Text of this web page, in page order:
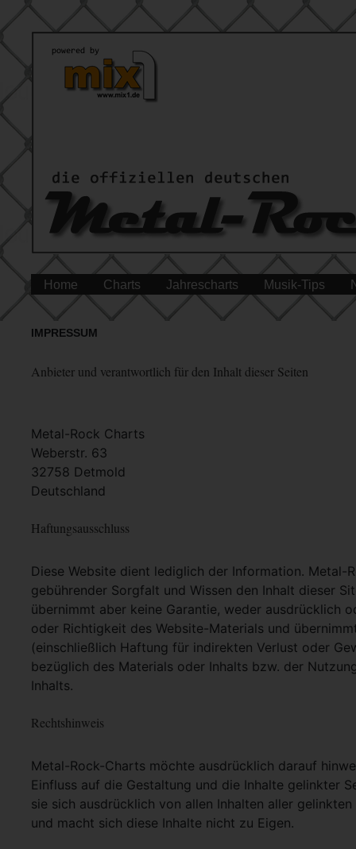
Home Charts Jahrescharts Musik-Tips
IMPRESSUM
Anbieter und verantwortlich für den Inhalt dieser Seiten
Metal-Rock Charts
Weberstr. 63
32758 Detmold
Deutschland
Haftungsausschluss
Diese Website dient lediglich der Information. Metal-
gebührender Sorgfalt und Wissen den Inhalt dieser
übernimmt aber keine Garantie, weder ausdrücklich
oder Richtigkeit des Website-Materials und
(einschließlich Haftung für indirekten Verlust oder
bezüglich des Materials oder Inhalts bzw. der
Inhalts.
Rechtshinweis
Metal-Rock-Charts möchte ausdrücklich darauf
Einfluss auf die Gestaltung und die Inhalte gelinkter
sie sich ausdrücklich von allen Inhalten aller
und macht sich diese Inhalte nicht zu Eigen.